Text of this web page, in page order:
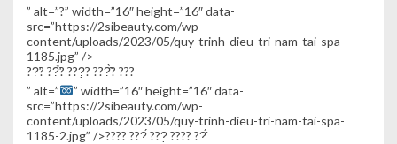
” alt=”?” width=”16″ height=”16″ data-
src=”https://2sibeauty.com/wp-
content/uploads/2023/05/quy-trinh-dieu-tri-nam-tai-spa-
1185.jpg” />
??̛? ??̛̉? ???̣? ???̂̀? ???
” alt=”
” width=”16″ height=”16″ data-
src=”https://2sibeauty.com/wp-
content/uploads/2023/05/quy-trinh-dieu-tri-nam-tai-spa-
1185-2.jpg” />???? ???́ ???̣ ???? ??̂́